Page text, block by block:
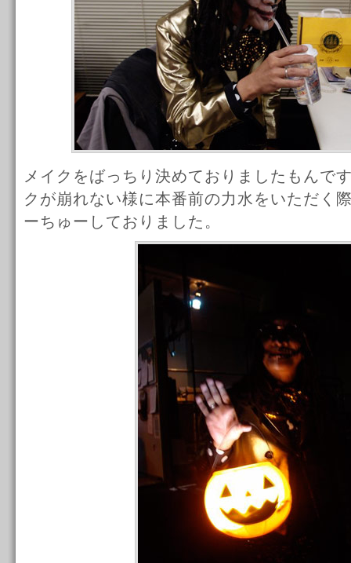
メイクをばっちり決めておりましたもんで
クが崩れない様に本番前の力水をいただく
ーちゅーしておりました。